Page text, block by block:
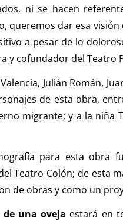
ni se hacen
queremos dar esa
a pesar de lo
y cofundador del Teatro
Julián Román,
de esta obra,
migrante; y a la niña
para esta obra
Teatro Colón; de esta
de obras y como un
una oveja estará en